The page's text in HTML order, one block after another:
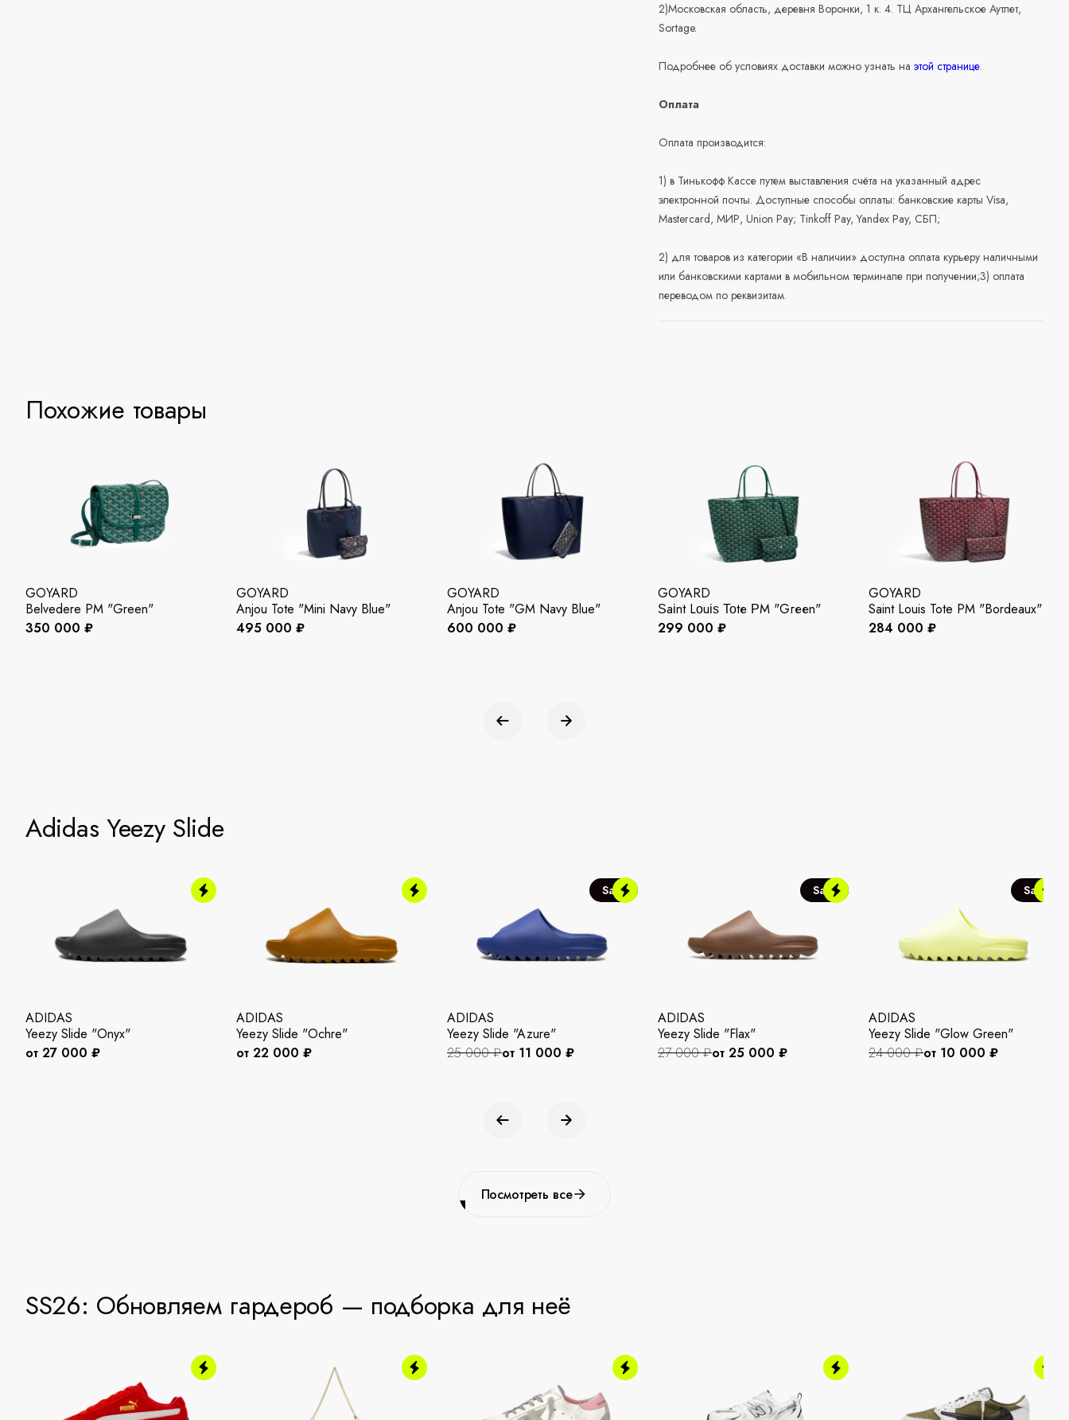
2)Московская область, деревня Воронки, 1 к. 4. ТЦ Архангельское Аутлет,
Sortage.
Подробнее об условиях доставки можно узнать наэтой странице.
Оплата
Оплата производится:
1) в Тинькофф Кассе путем выставления счёта на указанный адрес
электронной почты. Доступные способы оплаты: банковские карты Visa,
Mastercard, МИР, Union Pay; Tinkoff Pay, Yandex Pay, СБП;
2) для товаров из категории «В наличии» доступна оплата курьеру наличными
или банковскими картами в мобильном терминале при получении;3) оплата
переводом по реквизитам.
Похожие товары
GOYARD
Belvedere PM "Green"
350 000 ₽
GOYARD
Anjou Tote "Mini Navy Blue"
495 000 ₽
GOYARD
Anjou Tote "GM Navy Blue"
600 000 ₽
GOYARD
Ѕаіnt Lοuіѕ Τοtе ΡМ "Gгееn"
299 000 ₽
GOYARD
Saint Louis Tote PM "Bordeaux"
284 000 ₽
Adidas Yeezy Slide
ADIDAS
Yeezy Slide "Onyx"
от 27 000 ₽
ADIDAS
Yeezy Slide "Ochre"
от 22 000 ₽
Sale
ADIDAS
Yeezy Slide "Azure"
25 000 ₽от 11 000 ₽
Sale
ADIDAS
Yeezy Slide "Flax"
27 000 ₽от 25 000 ₽
Sale
ADIDAS
Yeezy Slide "Glow Green"
24 000 ₽от 10 000 ₽
Посмотреть все
SS26: Обновляем гардероб — подборка для неё